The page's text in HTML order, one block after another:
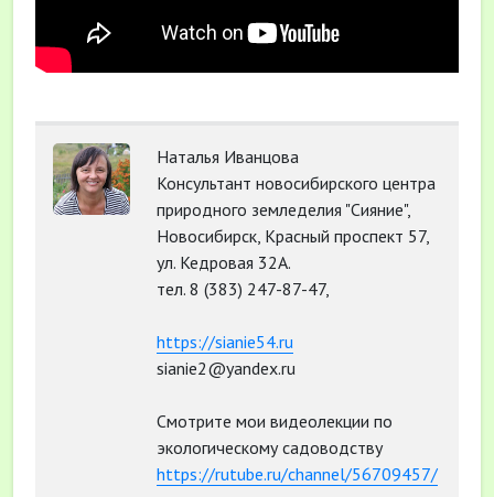
Наталья Иванцова
Консультант новосибирского центра
природного земледелия "Сияние",
Новосибирск, Красный проспект 57,
ул. Кедровая 32А.
тел. 8 (383) 247-87-47,
https://sianie54.ru
sianie2@yandex.ru
Смотрите мои видеолекции по
экологическому садоводству
https://rutube.ru/channel/56709457/